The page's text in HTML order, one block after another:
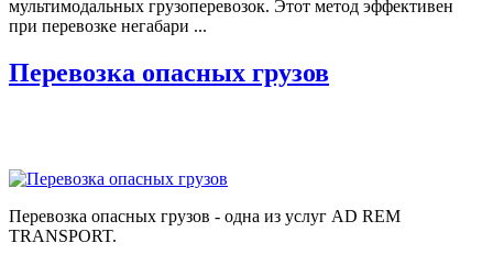
мультимодальных грузоперевозок. Этот метод эффективен
при перевозке негабари ...
Перевозка опасных грузов
Перевозка опасных грузов - одна из услуг AD REM
TRANSPORT.